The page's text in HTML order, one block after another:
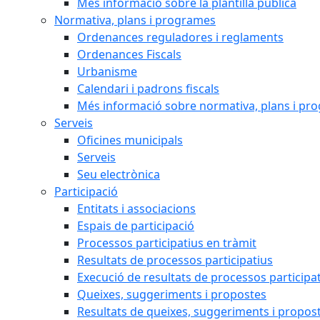
Normativa, plans i programes
Ordenances reguladores i reglaments
Ordenances Fiscals
Urbanisme
Calendari i padrons fiscals
Més informació sobre normativa, plans i
Serveis
Oficines municipals
Serveis
Seu electrònica
Participació
Entitats i associacions
Espais de participació
Processos participatius en tràmit
Resultats de processos participatius
Execució de resultats de processos
Queixes, suggeriments i propostes
Resultats de queixes, suggeriments i